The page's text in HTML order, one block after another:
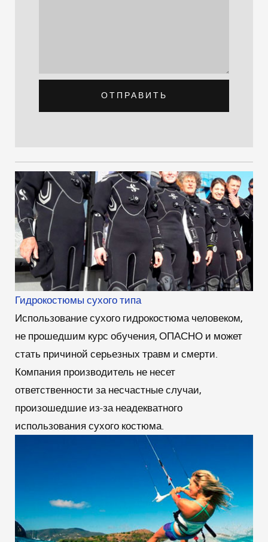
ОТПРАВИТЬ
Гидрокостюмы сухого типа
Использование сухого гидрокостюма человеком,
не прошедшим курс обучения, ОПАСНО и может
стать причиной серьезных травм и смерти.
Компания производитель не несет
ответственности за несчастные случаи,
произошедшие из-за неадекватного
использования сухого костюма.